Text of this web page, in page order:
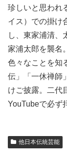
珍しいと思われ
イス）での掛け
し、東家浦清、
家浦太郎を襲名
色々なことを知
伝」「一休禅師
けご披露。二代
YouTubeで必ず
他日本伝統芸能